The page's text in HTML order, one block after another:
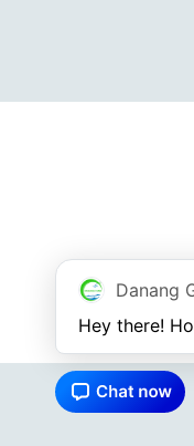
Danang
Hey there!